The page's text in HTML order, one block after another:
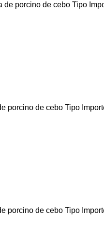
de cebo Tipo Importe
cebo Tipo Importe
cebo Tipo Importe